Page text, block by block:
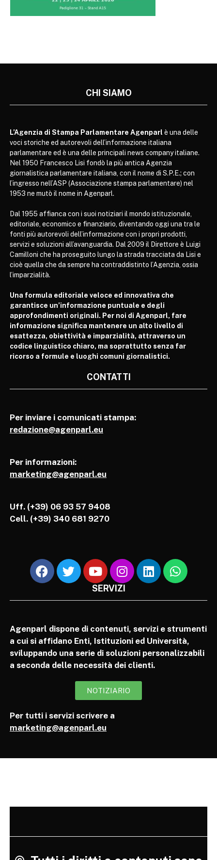
CHI SIAMO
L’Agenzia di Stampa Parlamentare Agenparl è una delle
voci storiche ed autorevoli dell’informazione italiana
parlamentare ed è una delle principali news company italiane.
Nel 1950 Francesco Lisi fondò la più antica Agenzia
giornalistica parlamentare italiana, con il nome di S.P.E.; con
l’ingresso nell’ASP (Associazione stampa parlamentare) nel
1953 ne mutò il nome in Agenparl.
Dal 1955 affianca con i suoi notiziari il mondo istituzionale,
editoriale, economico e finanziario, diventando oggi una tra le
fonti più autorevoli dell’informazione con i propri prodotti,
servizi e soluzioni all’avanguardia. Dal 2009 il Direttore è Luigi
Camilloni che ha proseguito lungo la strada tracciata da Lisi e
cioè quella che da sempre ha contraddistinto l’Agenzia, ossia
l’imparzialità.
Una formula editoriale veloce ed innovativa che
garantisce un’informazione puntuale e degli
approfondimenti originali. Per noi di Agenparl, fare
informazione significa mantenere un alto livello di
esattezza, obiettività e imparzialità, attraverso un
codice linguistico chiaro, ma soprattutto senza far
ricorso a formule e luoghi comuni giornalistici.
CONTATTI
Per inviare i comunicati stampa:
redazione@agenparl.eu
Per informazioni:
marketing@agenparl.eu
Uff. (+39) 06 93 57 9408
Cell. (+39) 340 681 9270
SERVIZI
Agenparl dispone di contenuti, servizi e strumenti
a cui si affidano Enti, Istituzioni ed Università,
sviluppando una serie di soluzioni personalizzabili
a seconda delle necessità dei clienti.
NOTIZIARIO
Per tutti i servizi scrivere a
marketing@agenparl.eu